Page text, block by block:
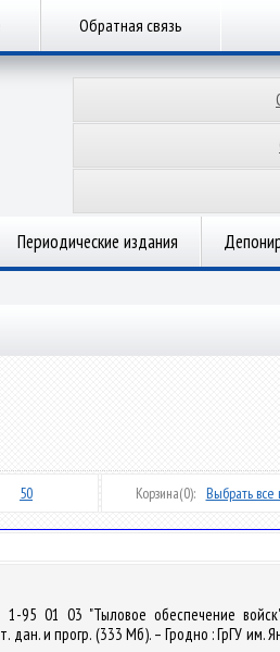
Обратная связь
Периодические издания
50 Корзина(0): Выбрать все
95 01 03 "Тыловое обеспечение
и прогр. (333 Мб). – Гродно : ГрГУ им.